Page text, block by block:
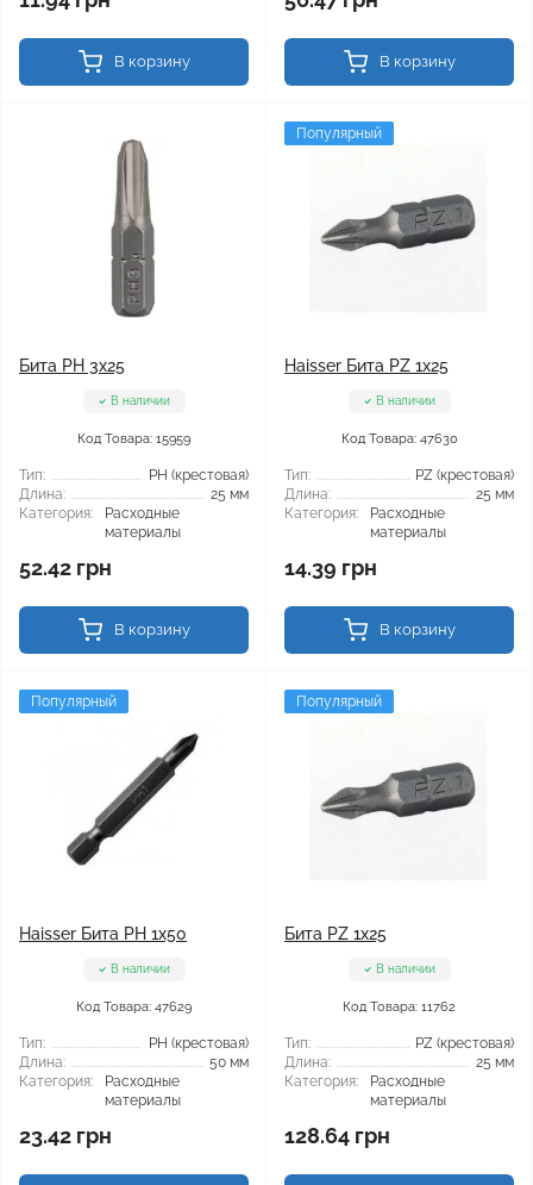
В корзину В корзину
Бита PH 3x25
В наличии
Код Товара: 15959
Тип:
РН (крестовая)
Длина:
25 мм
Категория:
Расходные
материалы
52.42 грн
В корзину
Популярный
Haisser Бита PZ 1x25
В наличии
Код Товара: 47630
Тип:
PZ (крестовая)
Длина:
25 мм
Категория:
Расходные
материалы
14.39 грн
В корзину
Популярный
Haisser Бита PH 1x50
В наличии
Код Товара: 47629
Тип:
РН (крестовая)
Длина:
50 мм
Категория:
Расходные
материалы
23.42 грн
Популярный
Бита PZ 1x25
В наличии
Код Товара: 11762
Тип:
PZ (крестовая)
Длина:
25 мм
Категория:
Расходные
материалы
128.64 грн